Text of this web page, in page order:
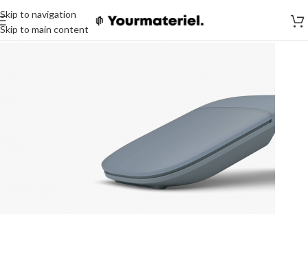
Skip to navigation
Skip to main content